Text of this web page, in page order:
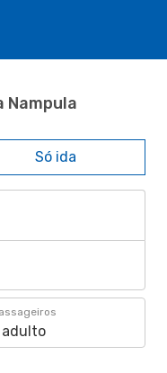
Nampula
Só ida
adulto